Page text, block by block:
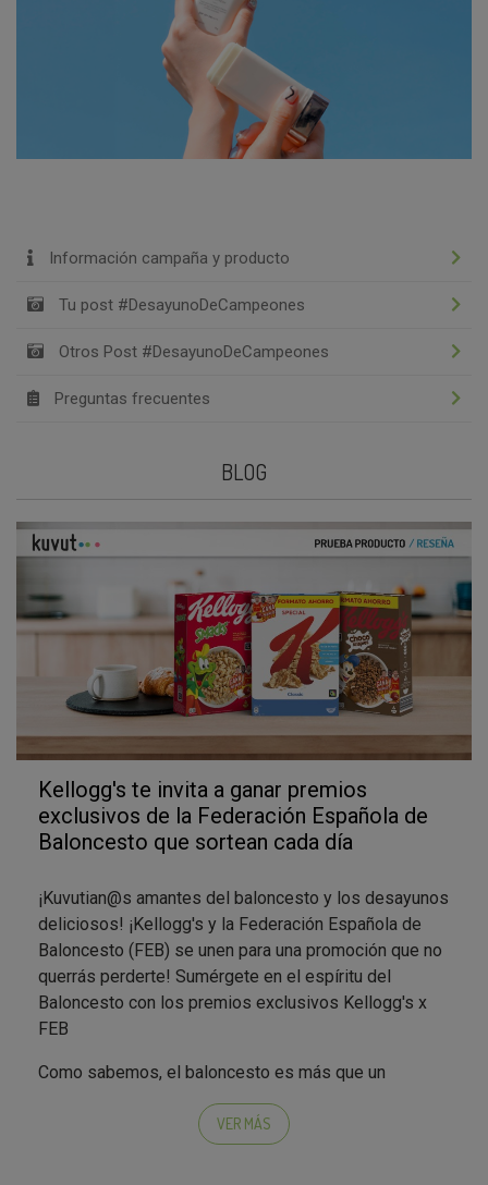
Información campaña y producto
Tu post #DesayunoDeCampeones
Otros Post #DesayunoDeCampeones
Preguntas frecuentes
BLOG
Kellogg's te invita a ganar premios
exclusivos de la Federación Española de
Baloncesto que sortean cada día
¡Kuvutian@s amantes del baloncesto y los desayunos
deliciosos! ¡Kellogg's y la Federación Española de
Baloncesto (FEB) se unen para una promoción que no
querrás perderte! Sumérgete en el espíritu del
Baloncesto con los premios exclusivos Kellogg's x
FEB
Como sabemos, el baloncesto es más que un
deporte. Es un estilo de vida, una pasión que une a las
personas. Por ello, en colaboración con la FEB,
Kellogg's te invita a ser parte de esta experiencia
VER MÁS